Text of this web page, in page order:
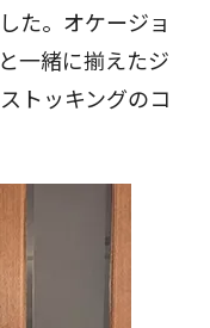
た。オケージョ
一緒に揃えたジ
トッキングのコ